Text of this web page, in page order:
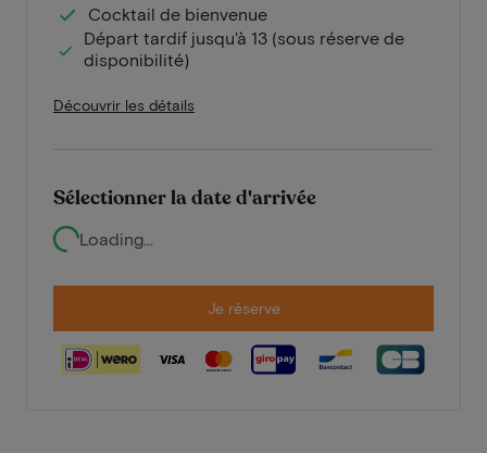
Cocktail de bienvenue
Départ tardif jusqu'à 13 (sous réserve de
disponibilité)
Découvrir les détails
Sélectionner la date d'arrivée
Loading...
Je réserve